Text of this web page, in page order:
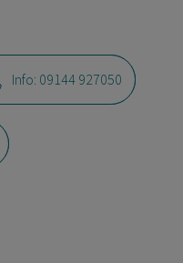
Info: 09144 927050